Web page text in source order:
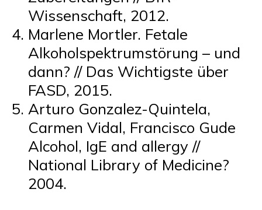
Wissenschaft, 2012.
Marlene Mortler. Fetale
Alkoholspektrumstörung – und
dann? // Das Wichtigste über
FASD, 2015.
Arturo Gonzalez-Quintela,
Carmen Vidal, Francisco Gude
Alcohol, IgE and allergy //
National Library of Medicine?
2004.